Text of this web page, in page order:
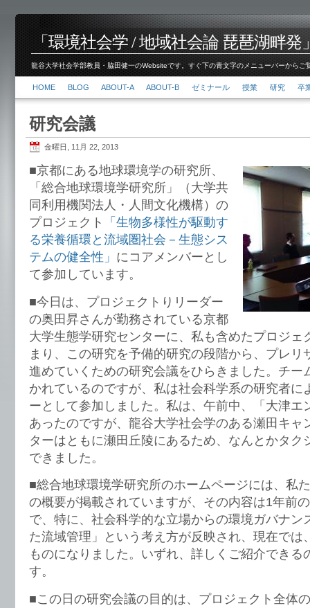
「環境社会学 / 地域社会論 琵琶湖畔発
龍谷大学社会学部教員・脇田健一のWebsiteです。すぐ下の青文字のメニューバーから
HOME BLOG ABOUT-A ABOUT-B ゼミナール 授業 研究 卒
研究会議
金曜日, 11月 22, 2013
■京都にある地球環境学の研究所、
「総合地球環境学研究所」（大学共
同利用機関法人・人間文化機構）の
プロジェクト
「生物多様性が駆動す
る栄養循環と流域圏社会－生態シス
テムの健全性」 にコアメンバーとし
て参加しています。
■今日は、プロジェクトりリーダー
の奥田昇さんが勤務されている京都
大学生態学研究センターに、私も含めたプロジェ
まり、この研究を予備的研究の段階から、プレリ
進めていくための研究会議をひらきました。チー
かれているのですが、私は社会科学系の研究者に
ーとして参加しました。私は、午前中、「大津エ
あったのですが、龍谷大学社会学のある瀬田キャ
ターはともに瀬田丘陵にあるため、なんとかタク
できました。
■総合地球環境学研究所のホームページには、私
の概要が掲載されていますが、その内容は1年前
で、特に、社会科学的な立場からの環境ガバナン
た流域管理」という考え方が反映され、現在では
ものになりました。いずれ、詳しくご紹介できる
す。
■この日の研究会議の目的は、プロジェクト全体